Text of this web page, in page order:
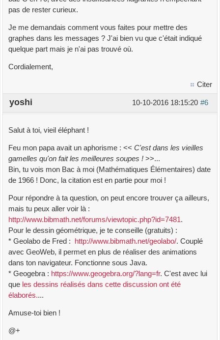
pas de rester curieux.
Je me demandais comment vous faites pour mettre des
graphes dans les messages ? J'ai bien vu que c'était indiqué
quelque part mais je n'ai pas trouvé où.
Cordialement,
Citer
#6
10-10-2016 18:15:20
yoshi
Salut à toi, vieil éléphant !
Feu mon papa avait un aphorisme : << C'est dans les vieilles
gamelles qu'on fait les meilleures soupes ! >>...
Bin, tu vois mon Bac à moi (Mathématiques Élémentaires) date
de 1966 ! Donc, la citation est en partie pour moi !
Pour répondre à ta question, on peut encore trouver ça ailleurs,
mais tu peux aller voir là :
http://www.bibmath.net/forums/viewtopic.php?id=7481.
Pour le dessin géométrique, je te conseille (gratuits) :
* Geolabo de Fred :
http://www.bibmath.net/geolabo/. Couplé
avec GeoWeb, il permet en plus de réaliser des animations
dans ton navigateur. Fonctionne sous Java.
* Geogebra : https://www.geogebra.org/?lang=fr. C'est avec lui
que les dessins réalisés dans cette discussion ont été
élaborés....
Amuse-toi bien !
@+